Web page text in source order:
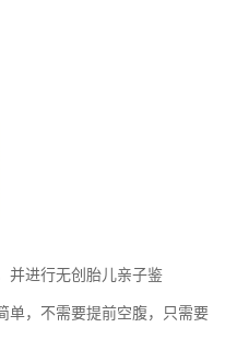
并进行无创胎儿亲子鉴
单，不需要提前空腹，只需要